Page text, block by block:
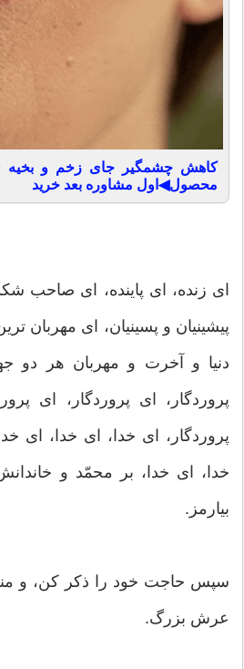
محصول◀اول مشاوره بعد خرید
اى زنده، اى پاينده، اى صاحب
پيشينيان و پسينيان، اى مهربان
دنيا و آخرت و مهربان هر دو
پروردگار، اى پروردگار، اى
پروردگار، اى خدا، اى خدا، اى
خدا، اى خدا، بر محمّد و
بيارمز.
سپس حاجت خود را ذكر كن، و
عرش بزرگ.